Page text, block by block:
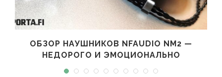
ОБЗОР НАУШНИКОВ NFAUDIO NM2 —
НЕДОРОГО И ЭМОЦИОНАЛЬНО